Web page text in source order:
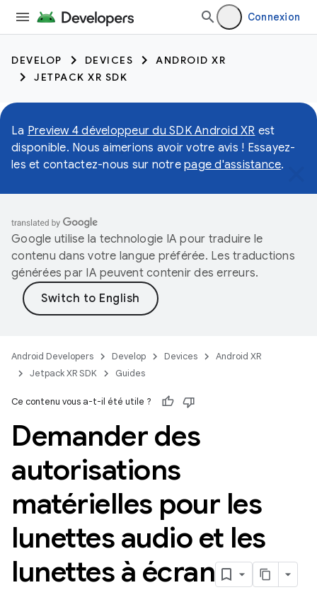
Connexion
DEVELOP DEVICES
ANDROID XR
JETPACK XR SDK
La Preview 4 développeur du SDK Android XR est
disponible. Nous aimerions avoir votre avis ! Essayez-
les et contactez-nous sur notre page d'assistance.
Google utilise la technologie IA pour traduire le
contenu dans votre langue préférée. Les traductions
générées par IA peuvent contenir des erreurs.
Android Developers Develop Devices
Android XR
Jetpack XR SDK
Guides
Ce contenu vous a-t-il été utile ?
Demander des
autorisations
matérielles pour les
lunettes audio et les
lunettes à écran